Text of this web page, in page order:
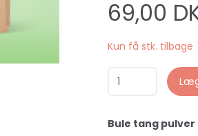
69,00
Kun få stk. tilbage
Bule tang